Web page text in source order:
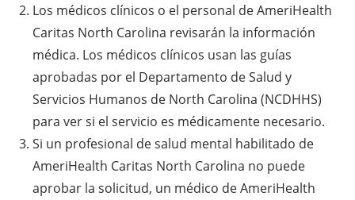
Los médicos clínicos o el personal de AmeriHealth
Caritas North Carolina revisarán la información
médica. Los médicos clínicos usan las guías
aprobadas por el Departamento de Salud y
Servicios Humanos de North Carolina (NCDHHS)
para ver si el servicio es médicamente necesario.
Si un profesional de salud mental habilitado de
AmeriHealth Caritas North Carolina no puede
aprobar la solicitud, un médico de AmeriHealth